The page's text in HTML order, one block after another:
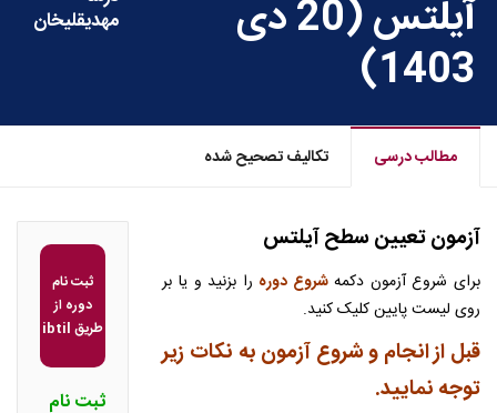
آیلتس (20 دی
1403)
مهدیقلیخان
مطالب درسی تکالیف تصحیح شده
آزمون تعیین سطح آیلتس
برای شروع آزمون دکمهشروع دوره را بزنید و یا بر
روی لیست پایین کلیک کنید.
قبل از انجام و شروع آزمون به نکات زیر
توجه نمایید.
ثبت نام
دوره از
طریق ibtil
ثبت نام